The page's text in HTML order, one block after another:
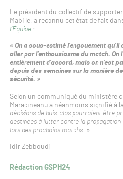
Le président du collectif de
Mabille, a reconnu cet état de fait
l’Équipe:
« On a sous-estimé l’engouement
aller par l’enthousiasme du match. On
entièrement d’accord, mais on n’est
depuis des semaines sur la manière
sécurité. »
Selon un communiqué du ministère
Maracineanu a néanmoins signifié à
décisions de huis-clos pourraient être
destinées à lutter contre la propagation
lors des prochains matchs. »
Idir Zebboudj
Rédaction GSPH24